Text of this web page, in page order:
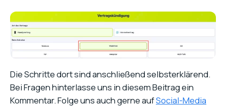
Die Schritte dort sind anschließend selbsterklärend.
Bei Fragen hinterlasse uns in diesem Beitrag ein
Kommentar. Folge uns auch gerne aufSocial-Media